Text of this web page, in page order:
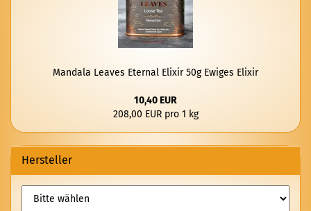
Man­da­la Lea­ves Eter­nal Eli­xir 50g Ewi­ges Eli­xir
10,40 EUR
208,00 EUR pro 1 kg
Hersteller